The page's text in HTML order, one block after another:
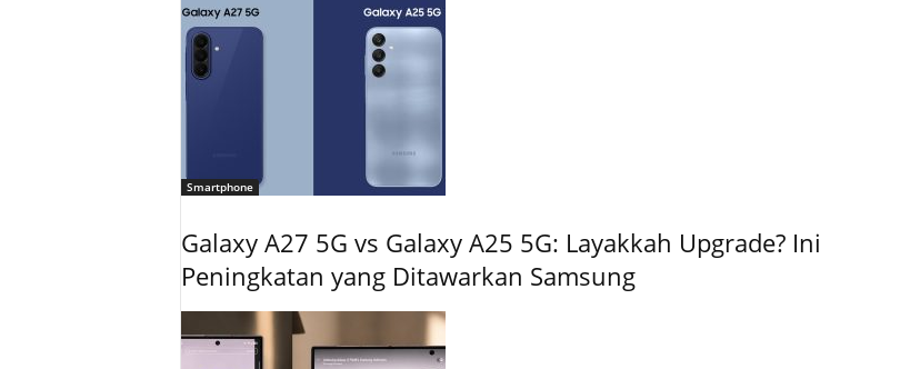
Smartphone
Galaxy A27 5G vs Galaxy A25 5G: Layakkah Upgrade? Ini
Peningkatan yang Ditawarkan Samsung